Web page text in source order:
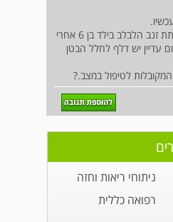
שבועיים אחרי ניתוח כריתת זנב הלבלב בילד בן 6 אחרי
עדיין יש דלף לחלל הבטן
לטיפול במצב.?
ניתוחי ריאות וחזה
רפואה כללית